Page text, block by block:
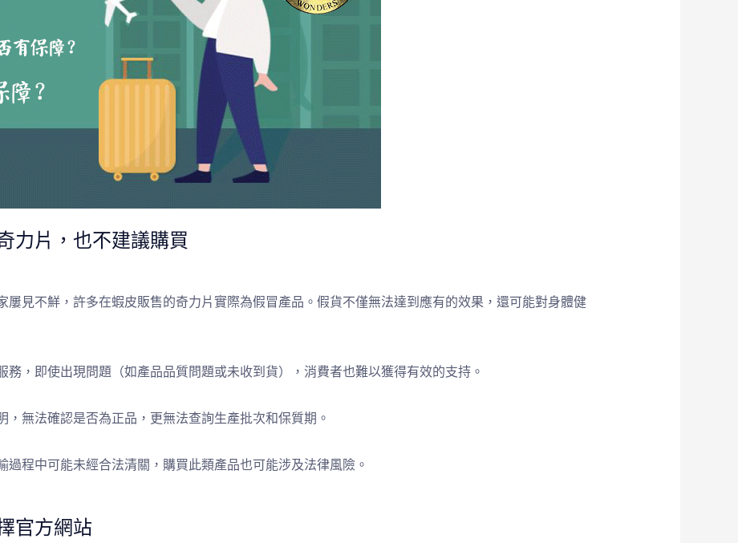
力片，也不建議購買
屢見不鮮，許多在蝦皮販售的奇力片實際為假冒產品。假貨不僅無法達到應有的效果，還可能對身體健
務，即使出現問題（如產品品質問題或未收到貨），消費者也難以獲得有效的支持。
，無法確認是否為正品，更無法查詢生產批次和保質期。
過程中可能未經合法清關，購買此類產品也可能涉及法律風險。
官方網站